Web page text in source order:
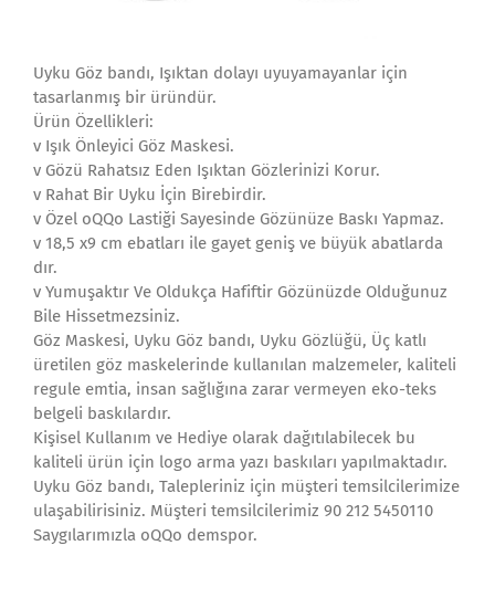
Uyku Göz bandı, Işıktan dolayı uyuyamayanlar için
tasarlanmış bir üründür.
Ürün Özellikleri:
v Işık Önleyici Göz Maskesi.
v Gözü Rahatsız Eden Işıktan Gözlerinizi Korur.
v Rahat Bir Uyku İçin Birebirdir.
v Özel oQQo Lastiği Sayesinde Gözünüze Baskı Yapmaz.
v 18,5 x9 cm ebatları ile gayet geniş ve büyük abatlarda
dır.
v Yumuşaktır Ve Oldukça Hafiftir Gözünüzde Olduğunuz
Bile Hissetmezsiniz.
Göz Maskesi, Uyku Göz bandı, Uyku Gözlüğü, Üç katlı
üretilen göz maskelerinde kullanılan malzemeler, kaliteli
regule emtia, insan sağlığına zarar vermeyen eko-teks
belgeli baskılardır.
Kişisel Kullanım ve Hediye olarak dağıtılabilecek bu
kaliteli ürün için logo arma yazı baskıları yapılmaktadır.
Uyku Göz bandı, Talepleriniz için müşteri temsilcilerimize
ulaşabilirisiniz. Müşteri temsilcilerimiz 90 212 5450110
Saygılarımızla oQQo demspor.